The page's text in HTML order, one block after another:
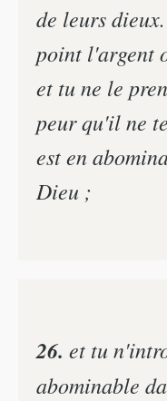
de leurs
point l'argent
et tu ne le
peur qu'il ne
est en
Dieu ;
26. et tu
abominable